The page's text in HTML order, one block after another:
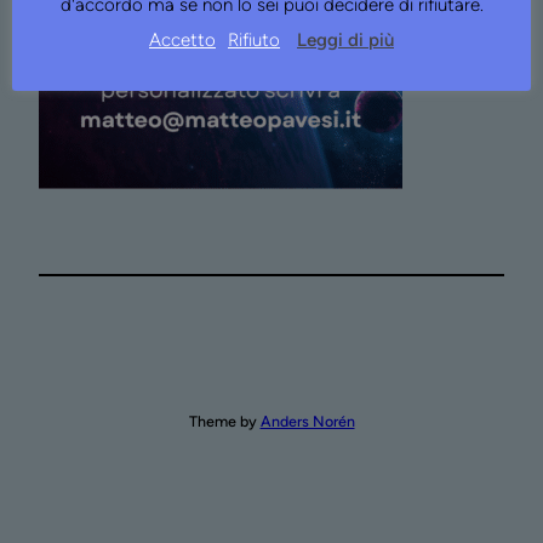
Theme by Anders Norén
d'accordo ma se non lo sei puoi decidere di rifiutare.
Accetto
Rifiuto Leggi di più